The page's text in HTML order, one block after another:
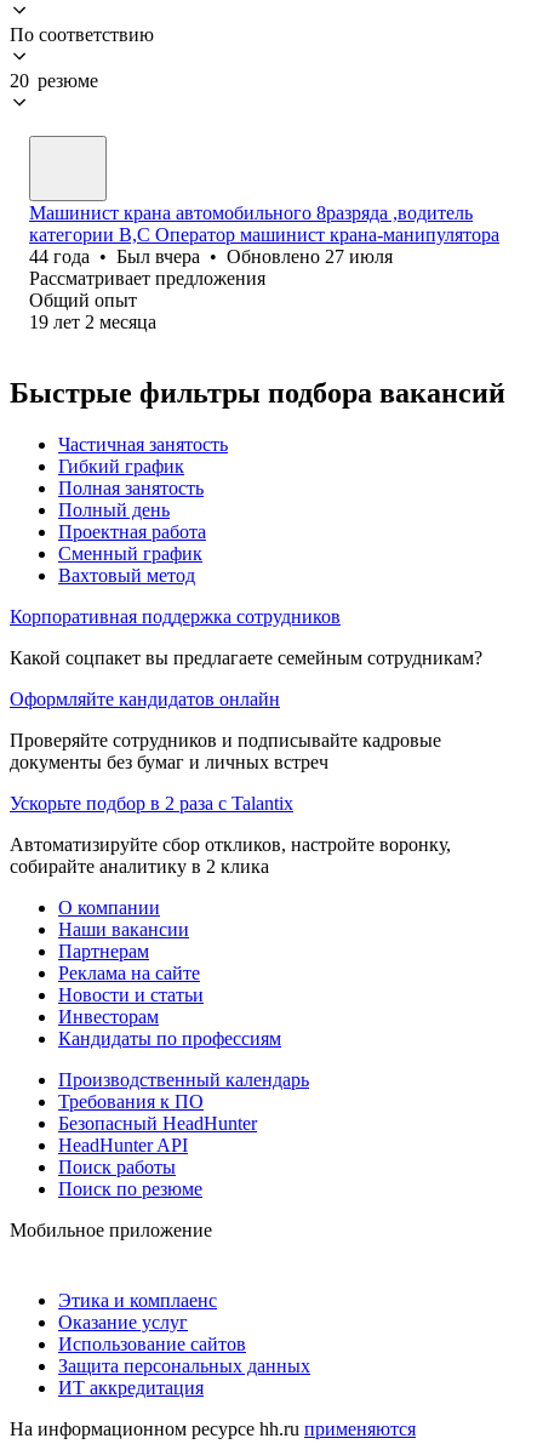
По соответствию
20 резюме
Машинист крана автомобильного 8разряда ,водитель
категории В,С Оператор машинист крана-манипулятора
44 года • Был вчера • Обновлено 27 июля
Рассматривает предложения
Общий опыт
19 лет 2 месяца
Быстрые фильтры подбора вакансий
Частичная занятость
Гибкий график
Полная занятость
Полный день
Проектная работа
Сменный график
Вахтовый метод
Корпоративная поддержка сотрудников
Какой соцпакет вы предлагаете семейным сотрудникам?
Оформляйте кандидатов онлайн
Проверяйте сотрудников и подписывайте кадровые
документы без бумаг и личных встреч
Ускорьте подбор в 2 раза с Talantix
Автоматизируйте сбор откликов, настройте воронку,
собирайте аналитику в 2 клика
О компании
Наши вакансии
Партнерам
Реклама на сайте
Новости и статьи
Инвесторам
Кандидаты по профессиям
Производственный календарь
Требования к ПО
Безопасный HeadHunter
HeadHunter API
Поиск работы
Поиск по резюме
Мобильное приложение
Этика и комплаенс
Оказание услуг
Использование сайтов
Защита персональных данных
ИТ аккредитация
На информационном ресурсе hh.ru применяются